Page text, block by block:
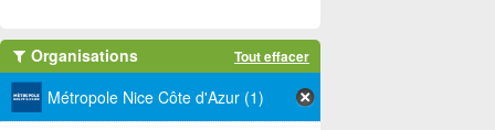
Organisations Tout effacer
Métropole Nice Côte d'Azur (1)